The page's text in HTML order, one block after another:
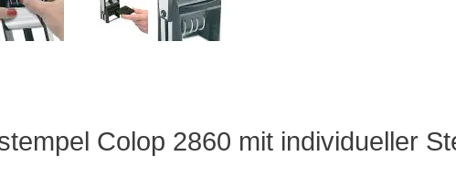
Colop 2860 mit individueller